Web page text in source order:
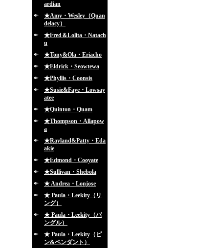
ardian
★Amy・Wesley（Quan
delacy）
★Fred＆Lolita・Natach
u
★Tony&Ola・Eriacho
★Eldrick・Seowtewa
★Phyllis・Coonsis
★Susie&Faye・Lowsay
atee
★Quinton・Quam
★Thompson・Allapow
a
★Rayland&Patty・Eda
akie
★Edmond・Cooyate
★Sullivan・Shebola
★ Andrea・Lonjose
★ Paula・Leekity（リ
ング）
★ Paula・Leekity（バ
ングル）
★ Paula・Leekity（ピ
ン&ペンダント）